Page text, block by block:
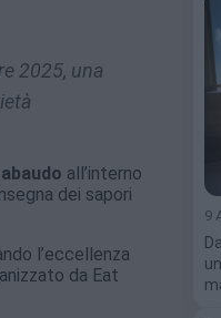
2025, una
all’interno
dei sapori
l’eccellenza
da Eat
9